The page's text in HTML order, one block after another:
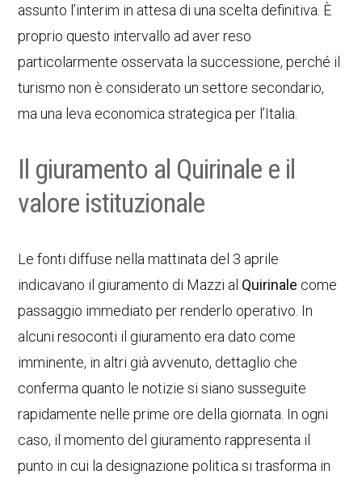
assunto l’interim in attesa di una scelta definitiva. È
proprio questo intervallo ad aver reso
particolarmente osservata la successione, perché il
turismo non è considerato un settore secondario,
ma una leva economica strategica per l’Italia.
Il giuramento al Quirinale e il
valore istituzionale
Le fonti diffuse nella mattinata del 3 aprile
indicavano il giuramento di Mazzi al Quirinale come
passaggio immediato per renderlo operativo. In
alcuni resoconti il giuramento era dato come
imminente, in altri già avvenuto, dettaglio che
conferma quanto le notizie si siano susseguite
rapidamente nelle prime ore della giornata. In ogni
caso, il momento del giuramento rappresenta il
punto in cui la designazione politica si trasforma in